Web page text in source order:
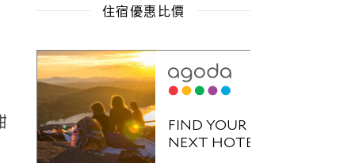
住宿優惠比價